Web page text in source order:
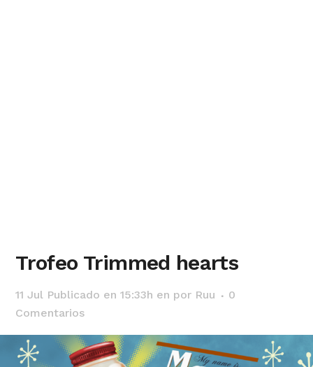
Trofeo Trimmed hearts
11 Jul Publicado en 15:33h en por Ruu
0
Comentarios